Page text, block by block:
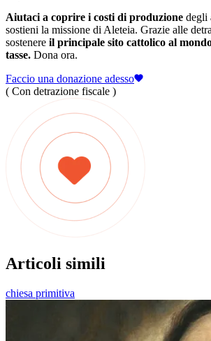
Aiutaci a coprire i costi di produzione degli
sostieni la missione di Aleteia. Grazie alle
sostenere il principale sito cattolico al
tasse. Dona ora.
Faccio una donazione adesso
( Con detrazione fiscale )
Articoli simili
chiesa primitiva